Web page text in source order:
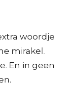
woordje
mirakel.
En in geen